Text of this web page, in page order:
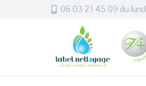
06 03 21 45 09 du